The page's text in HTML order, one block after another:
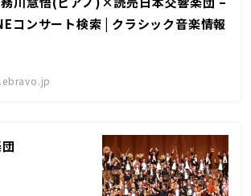
コンサート検索 | クラシック音楽情報